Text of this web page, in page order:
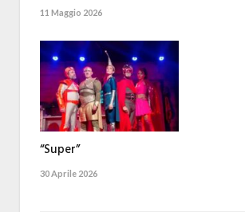
11 Maggio 2026
“Super”
30 Aprile 2026